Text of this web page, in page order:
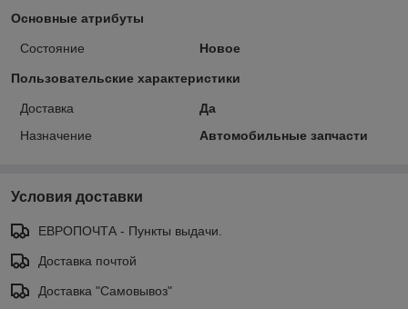
Основные атрибуты
Состояние Новое
Пользовательские характеристики
Доставка
Да
Назначение
Автомобильные запчасти
Условия доставки
ЕВРОПОЧТА - Пункты выдачи.
Доставка почтой
Доставка "Самовывоз"